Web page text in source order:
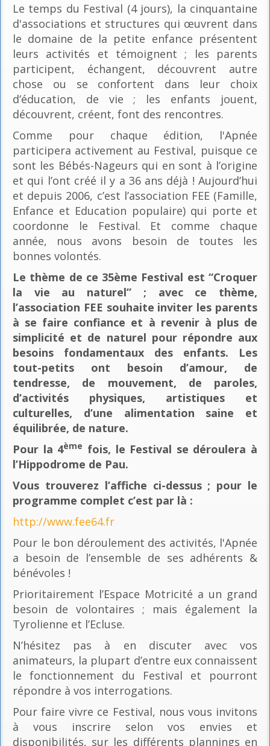
Le temps du Festival (4 jours), la cinquantaine
d'associations et structures qui œuvrent dans
le domaine de la petite enfance présentent
leurs activités et témoignent ; les parents
participent, échangent, découvrent autre
chose ou se confortent dans leur choix
d’éducation, de vie ; les enfants jouent,
découvrent, créent, font des rencontres.
Comme pour chaque édition, l'Apnée
participera activement au Festival, puisque ce
sont les Bébés-Nageurs qui en sont à l’origine
et qui l’ont créé il y a 36 ans déjà ! Aujourd’hui
et depuis 2006, c’est l’association FEE (Famille,
Enfance et Education populaire) qui porte et
coordonne le Festival. Et comme chaque
année, nous avons besoin de toutes les
bonnes volontés.
Le thème de ce 35ème Festival est “Croquer
la vie au naturel” ; avec ce thème,
l’association FEE souhaite inviter les parents
à se faire confiance et à revenir à plus de
simplicité et de naturel pour répondre aux
besoins fondamentaux des enfants. Les
tout-petits ont besoin d’amour, de
tendresse, de mouvement, de paroles,
d’activités physiques, artistiques et
culturelles, d’une alimentation saine et
équilibrée, de nature.
Pour la 4ème fois, le Festival se déroulera à
l’Hippodrome de Pau.
Vous trouverez l’affiche ci-dessus ; pour le
programme complet c’est par là :
http://www.fee64.fr
Pour le bon déroulement des activités, l'Apnée
a besoin de l’ensemble de ses adhérents &
bénévoles !
Prioritairement l’Espace Motricité a un grand
besoin de volontaires ; mais également la
Tyrolienne et l’Ecluse.
N’hésitez pas à en discuter avec vos
animateurs, la plupart d’entre eux connaissent
le fonctionnement du Festival et pourront
répondre à vos interrogations.
Pour faire vivre ce Festival, nous vous invitons
à vous inscrire selon vos envies et
disponibilités, sur les différents plannings en